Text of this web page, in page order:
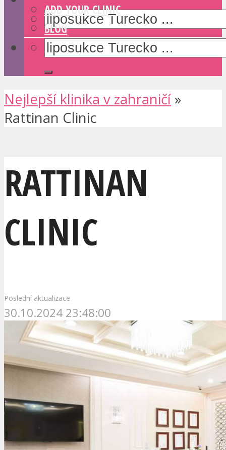
ADD YOUR CLINIC
BLOG
Nejlepší klinika v zahraničí »
Rattinan Clinic
RATTINAN
CLINIC
Poslední aktualizace
30.10.2024 23:48:00